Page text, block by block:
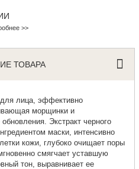
>>
ТОВАРА
лица , эффективно
морщинки и
Экстракт черного
маски, интенсивно
кожи, глубоко очищает поры
смягчает уставшую
тон, выравнивает ее